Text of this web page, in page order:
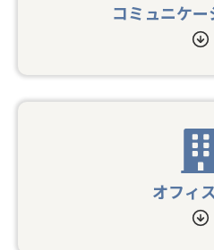
コミュニケ
オフィ